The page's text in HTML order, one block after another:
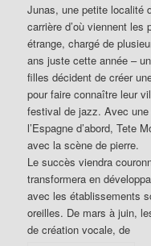
Junas, une petite localité
carrière d’où viennent les
étrange, chargé de
ans juste cette année –
filles décident de créer
pour faire connaître leur
festival de jazz. Avec
l’Espagne d’abord, Tete
avec la scène de pierre.
Le succès viendra
transformera en
avec les établissements
oreilles. De mars à juin,
de création vocale, de